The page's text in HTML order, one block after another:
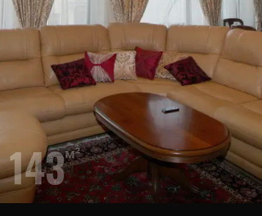
143м²